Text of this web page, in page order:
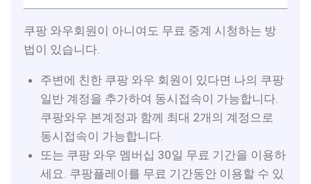
쿠팡 와우회원이 아니여도 무료 중계 시청하는 방
법이 있습니다.
주변에 친한 쿠팡 와우 회원이 있다면 나의 쿠팡
일반 계정을 추가하여 동시접속이 가능합니다.
쿠팡와우 본계정과 함께 최대 2개의 계정으로
동시접속이 가능합니다.
또는 쿠팡 와우 멤버십 30일 무료 기간을 이용하
세요. 쿠팡플레이를 무료 기간동안 이용할 수 있